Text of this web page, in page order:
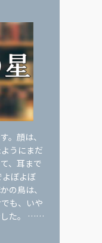
。顔は、
うにまだ
、耳まで
よぼよぼ
の鳥は、
も、いや
した。 ……